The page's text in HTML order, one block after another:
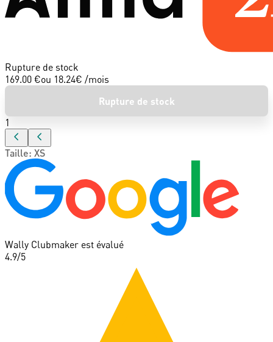
Rupture de stock
169.00 €ou 18.24€ /mois
Rupture de stock
1
Taille: XS
Wally Clubmaker est évalué
4.9/5